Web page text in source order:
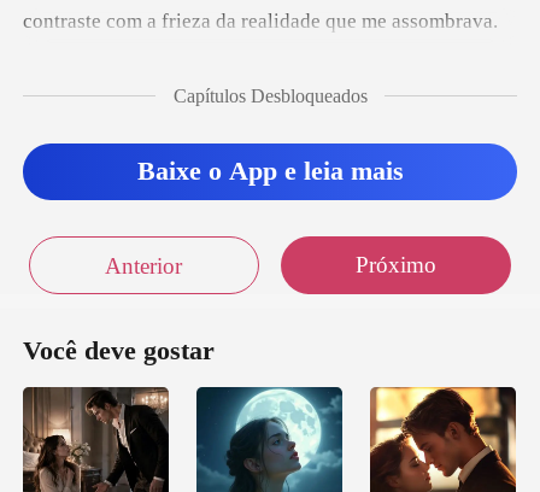
Capítulos Desbloqueados
Baixe o App e leia mais
Anterior Próximo
Você deve gostar